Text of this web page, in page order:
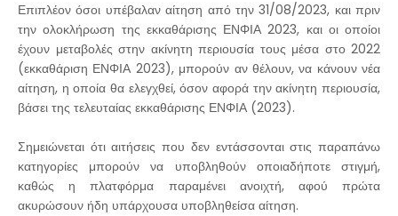
Επιπλέον όσοι υπέβαλαν αίτηση από την 31/08/2023, και πριν
την ολοκλήρωση της εκκαθάρισης ΕΝΦΙΑ 2023, και οι οποίοι
έχουν μεταβολές στην ακίνητη περιουσία τους μέσα στο 2022
(εκκαθάριση ΕΝΦΙΑ 2023), μπορούν αν θέλουν, να κάνουν νέα
αίτηση, η οποία θα ελεγχθεί, όσον αφορά την ακίνητη περιουσία,
βάσει της τελευταίας εκκαθάρισης ΕΝΦΙΑ (2023).
Σημειώνεται ότι αιτήσεις που δεν εντάσσονται στις παραπάνω
κατηγορίες μπορούν να υποβληθούν οποιαδήποτε στιγμή,
καθώς η πλατφόρμα παραμένει ανοιχτή, αφού πρώτα
ακυρώσουν ήδη υπάρχουσα υποβληθείσα αίτηση.